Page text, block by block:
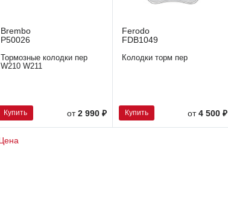
Brembo
P50026
Тормозные колодки пер
W210 W211
Купить от 2 990 ₽
Ferodo
FDB1049
Колодки торм пер
Купить от4 500 ₽
Цена